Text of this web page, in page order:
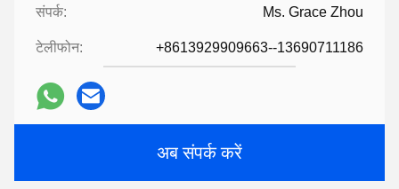
संपर्क: Ms. Grace Zhou
टेलीफोन: +8613929909663--13690711186
अब संपर्क करें